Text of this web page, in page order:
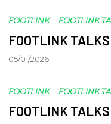
FOOTLINK FOOTLINK
FOOTLINK
05/01/2026
FOOTLINK FOOTLINK
FOOTLINK